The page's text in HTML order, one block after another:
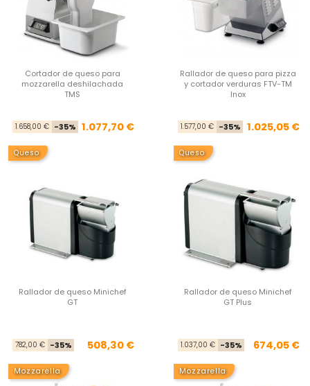
Cortador de queso para
mozzarella deshilachada
TMS
Precio base
1.658,00 € -35% Precio
1.077,70 €
Rallador de queso para pizza
y cortador verduras FTV-TM
Inox
1.577,00 € -35% 1.025,05 €
Queso
Rallador de queso Minichef
GT
Precio base
782,00 € -35% Precio
508,30 €
Queso
Rallador de queso Minichef
GT Plus
1.037,00 € -35% 674,05 €
Mozzarella Mozzarella